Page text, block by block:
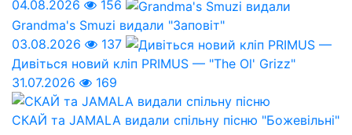
04.08.2026
156
Grandma's Smuzi видали "Заповіт"
03.08.2026
137
Дивіться новий кліп PRIMUS — "The Ol' Grizz"
31.07.2026
169
СКАЙ та JAMALA видали спільну пісню "Божевільні"